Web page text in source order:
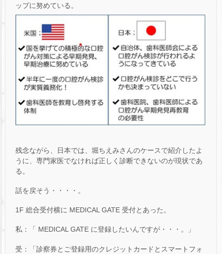
ップに努めている。
残念ながら、日本では、堀ちえみさんのケースで紹介したよ
うに、専門家医でなければ正しく診断できないのが現状であ
る。
話を戻そう・・・・。
1F 総合受付横に MEDICAL GATE 受付とあった。
私：「 MEDICAL GATE に登録したいんですが・・・。」
受：「診察券とご登録用のクレジットカードとスマートフォ